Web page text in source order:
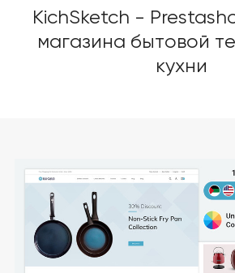
KichSketch -
магазина бытовой
кухни